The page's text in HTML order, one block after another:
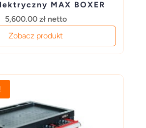
MAX BOXER
5,600.00 zł netto
Zobacz produkt